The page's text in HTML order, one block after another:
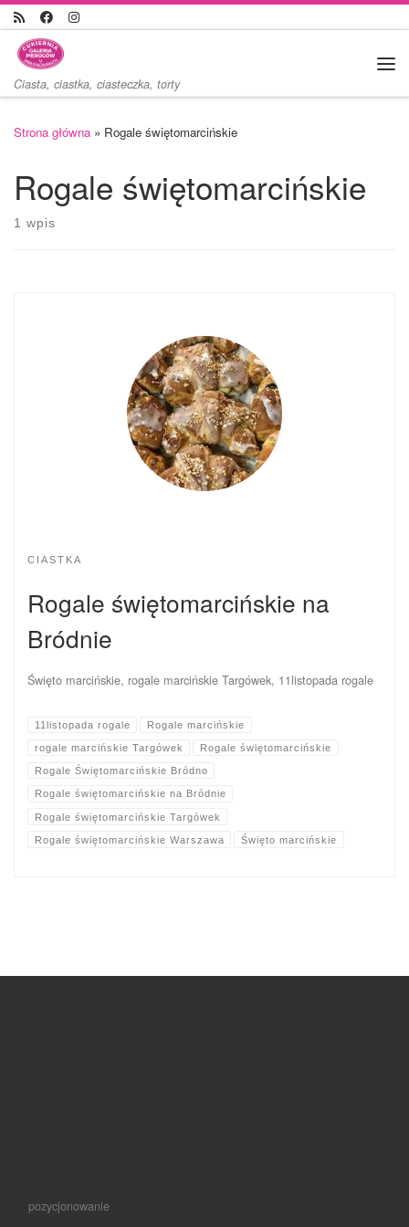
Przejdź do treści
Ciasta, ciastka, ciasteczka, torty
Strona główna » Rogale świętomarcińskie
Rogale świętomarcińskie
1 wpis
CIASTKA
Rogale świętomarcińskie na
Bródnie
Święto marcińskie, rogale marcińskie Targówek, 11listopada rogale
11listopada rogale Rogale marcińskie
rogale marcińskie Targówek Rogale świętomarcińskie
Rogale Świętomarcińskie Bródno
Rogale świętomarcińskie na Bródnie
Rogale świętomarcińskie Targówek
Rogale świętomarcińskie Warszawa Święto marcińskie
pozycjonowanie